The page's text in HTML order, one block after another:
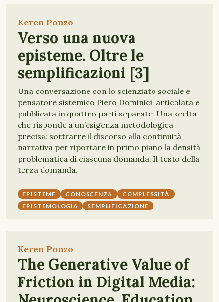
Keren Ponzo
Verso una nuova
episteme. Oltre le
semplificazioni [3]
Una conversazione con lo scienziato sociale e
pensatore sistemico Piero Dominici, articolata e
pubblicata in quattro parti separate. Una scelta
che risponde a un’esigenza metodologica
precisa: sottrarre il discorso alla continuità
narrativa per riportare in primo piano la densità
problematica di ciascuna domanda. Il testo della
terza domanda.
EPISTEME CONOSCENZA
COMPLESSITÀ
EPISTEMOLOGIA
SEMPLIFICAZIONE
Keren Ponzo
The Generative Value of
Friction in Digital Media: